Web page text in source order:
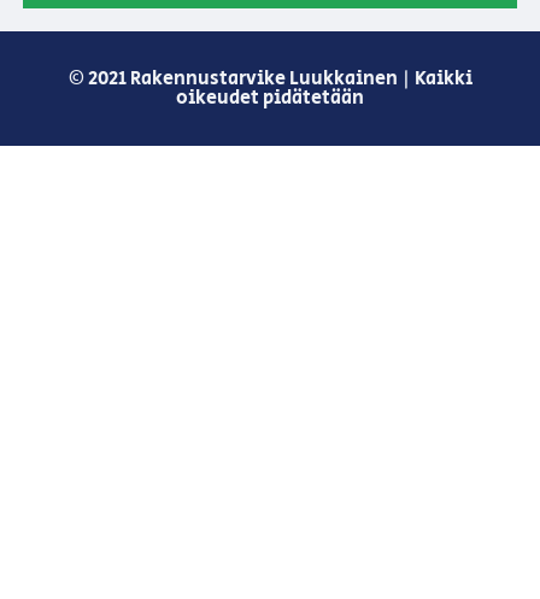
© 2021 Rakennustarvike Luukkainen | Kaikki
oikeudet pidätetään